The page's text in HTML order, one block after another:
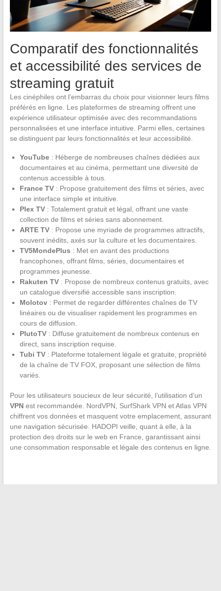
Comparatif des fonctionnalités
et accessibilité des services de
streaming gratuit
Les cinéphiles ont l’embarras du choix pour visionner leurs films
préférés en ligne. Les plateformes de streaming offrent une
expérience utilisateur optimisée avec des recommandations
personnalisées et une interface intuitive. Parmi elles, certaines
se distinguent par leurs fonctionnalités et leur accessibilité.
YouTube: Héberge de nombreuses chaînes dédiées aux
documentaires et au cinéma, permettant une diversité de
contenus accessible à tous.
France TV: Propose gratuitement des films et séries, avec
une interface simple et intuitive.
Plex TV: Totalement gratuit et légal, offrant une vaste
collection de films et séries sans abonnement.
ARTE TV: Propose une myriade de programmes attractifs,
souvent inédits, axés sur la culture et les documentaires.
TV5MondePlus : Met en avant des productions
francophones, offrant films, séries, documentaires et
programmes jeunesse.
Rakuten TV: Propose de nombreux contenus gratuits, avec
un catalogue diversifié accessible sans inscription.
Molotov: Permet de regarder différentes chaînes de TV
linéaires ou de visualiser rapidement les programmes en
cours de diffusion.
PlutoTV: Diffuse gratuitement de nombreux contenus en
direct, sans inscription requise.
Tubi TV: Plateforme totalement légale et gratuite, propriété
de la chaîne de TV FOX, proposant une sélection de films
variés.
Pour les utilisateurs soucieux de leur sécurité, l’utilisation d’un
VPNest recommandée. NordVPN, SurfShark VPN et Atlas VPN
chiffrent vos données et masquent votre emplacement, assurant
une navigation sécurisée. HADOPI veille, quant à elle, à la
protection des droits sur le web en France, garantissant ainsi
une consommation responsable et légale des contenus en ligne.